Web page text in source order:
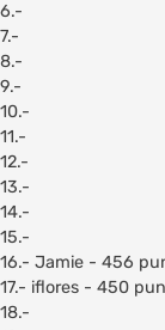
6.-
7.-
8.-
9.-
10.-
11.-
12.-
13.-
14.-
15.-
16.- Jamie - 456
17.- iflores - 450
18.-